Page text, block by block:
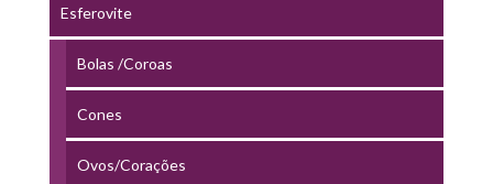
Esferovite
Bolas /Coroas
Cones
Ovos/Corações